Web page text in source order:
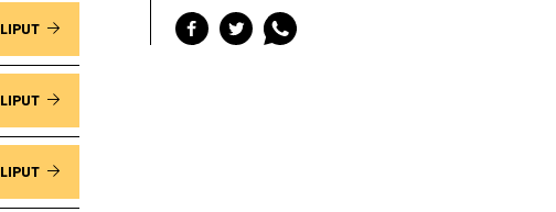
Jaa
Facebookiin
Jaa
Twitteriin
Jaa
WhatsAppiin